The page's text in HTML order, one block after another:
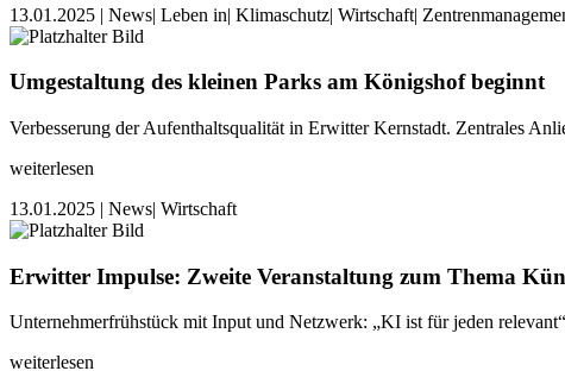
13.01.2025 | News| Leben in| Klimaschutz| Wirtschaft|
Umgestaltung des kleinen Parks am Königshof beginnt
Verbesserung der Aufenthaltsqualität in Erwitter Kernstadt. Zentrales
weiterlesen
13.01.2025 | News| Wirtschaft
Erwitter Impulse: Zweite Veranstaltung zum Thema
Unternehmerfrühstück mit Input und Netzwerk: „KI ist für jeden
weiterlesen